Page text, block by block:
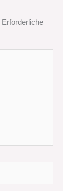
Erforderliche